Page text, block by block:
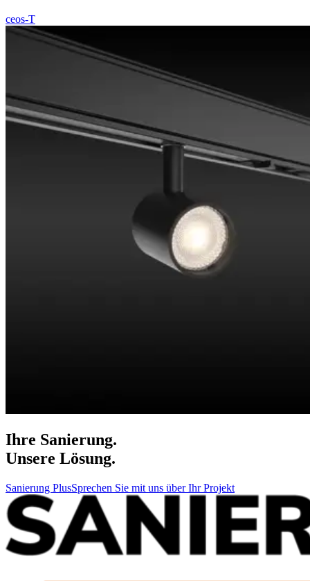
ceos-T
Ihre Sanierung.
Unsere Lösung.
Sanierung PlusSprechen Sie mit uns über Ihr Projekt